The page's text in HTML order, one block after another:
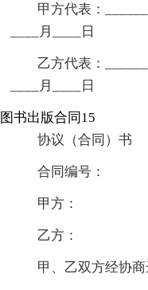
甲方代表：
____月____日
乙方代表：
____月____日
图书出版合同15
协议（合同）书
合同编号：
甲方：
乙方：
甲、乙双方经协商